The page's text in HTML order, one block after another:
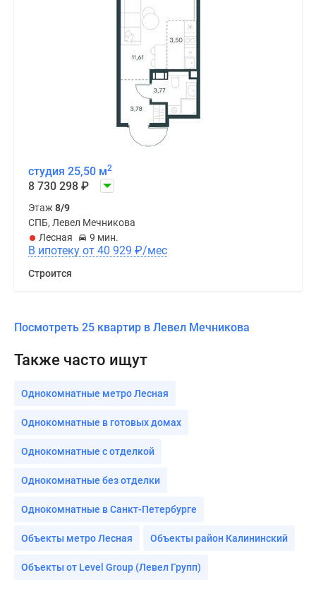
студия 25,50 м2
8 730 298 ₽
Этаж 8/9
СПБ, Левел Мечникова
Лесная
9 мин.
В ипотеку от 40 929 ₽/мес
Строится
Посмотреть 25 квартир в Левел Мечникова
Также часто ищут
Однокомнатные метро Лесная
Однокомнатные в готовых домах
Однокомнатные с отделкой
Однокомнатные без отделки
Однокомнатные в Санкт-Петербурге
Объекты метро Лесная Объекты район Калининский
Объекты от Level Group (Левел Групп)